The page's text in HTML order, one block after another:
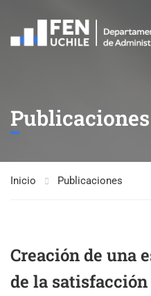
Publicaciones
Inicio Publicaciones
Creación de una
de la